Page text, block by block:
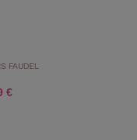
FAUDEL
€